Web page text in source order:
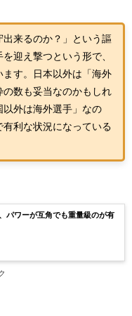
来るのか？」という謳
迎え撃つという形で、
ます。日本以外は「海外
数も妥当なのかもしれ
以外は海外選手」なの
利な状況になっている
パワーが互角でも重量級のが有